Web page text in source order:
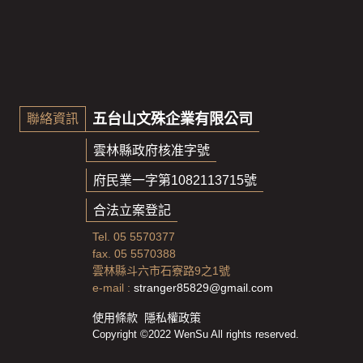
聯絡資訊 五台山文殊企業有限公司
雲林縣政府核准字號
府民業一字第1082113715號
合法立案登記
Tel. 05 5570377
fax. 05 5570388
雲林縣斗六市石寮路9之1號
e-mail : stranger85829@gmail.com
使用條款 隱私權政策
Copyright ©2022 WenSu All rights reserved.